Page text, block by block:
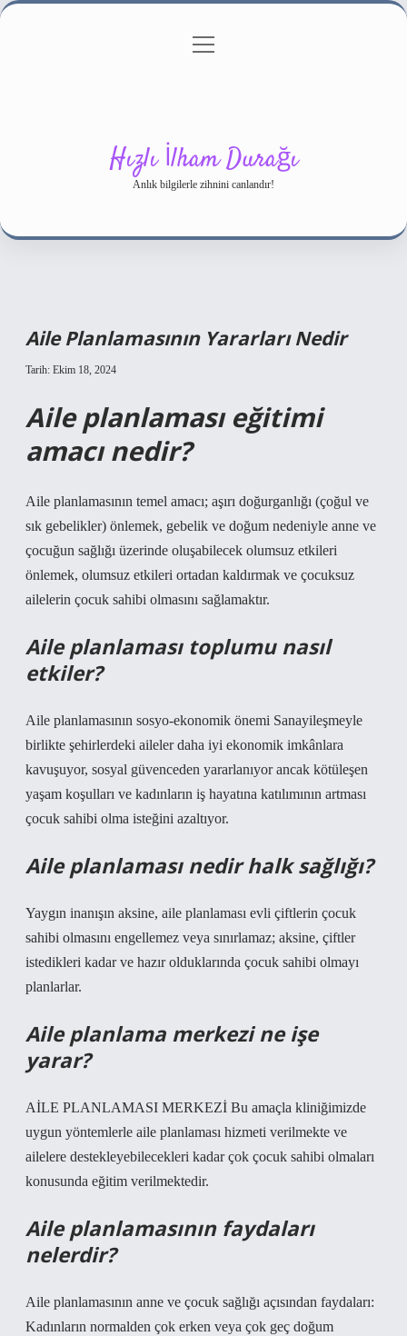
Gizlilik Politikası
menüyü
Hızlı İlham Durağı
Anlık bilgilerle zihnini canlandır!
Aile Planlamasının Yararları Nedir
Tarih: Ekim 18, 2024
Aile planlaması eğitimi
amacı nedir?
Aile planlamasının temel amacı; aşırı doğurganlığı (çoğul ve
sık gebelikler) önlemek, gebelik ve doğum nedeniyle anne ve
çocuğun sağlığı üzerinde oluşabilecek olumsuz etkileri
önlemek, olumsuz etkileri ortadan kaldırmak ve çocuksuz
ailelerin çocuk sahibi olmasını sağlamaktır.
Aile planlaması toplumu nasıl
etkiler?
Aile planlamasının sosyo-ekonomik önemi Sanayileşmeyle
birlikte şehirlerdeki aileler daha iyi ekonomik imkânlara
kavuşuyor, sosyal güvenceden yararlanıyor ancak kötüleşen
yaşam koşulları ve kadınların iş hayatına katılımının artması
çocuk sahibi olma isteğini azaltıyor.
Aile planlaması nedir halk sağlığı?
Yaygın inanışın aksine, aile planlaması evli çiftlerin çocuk
sahibi olmasını engellemez veya sınırlamaz; aksine, çiftler
istedikleri kadar ve hazır olduklarında çocuk sahibi olmayı
planlarlar.
Aile planlama merkezi ne işe
yarar?
AİLE PLANLAMASI MERKEZİ Bu amaçla kliniğimizde
uygun yöntemlerle aile planlaması hizmeti verilmekte ve
ailelere destekleyebilecekleri kadar çok çocuk sahibi olmaları
konusunda eğitim verilmektedir.
Aile planlamasının faydaları
nelerdir?
Aile planlamasının anne ve çocuk sağlığı açısından faydaları:
Kadınların normalden çok erken veya çok geç doğum